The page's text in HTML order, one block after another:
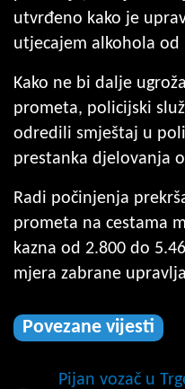
utvrđeno kako je
utjecajem alkohola od
Kako ne bi dalje
prometa, policijski
odredili smještaj u
prestanka djelovanja
Radi počinjenja
prometa na cestama
kazna od 2.800 do
mjera zabrane
Povezane vijesti
Pijan vozač u